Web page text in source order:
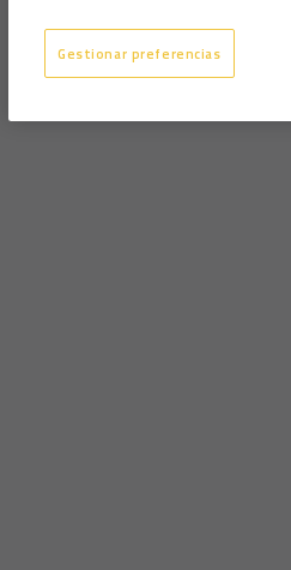
Gestionar preferencias